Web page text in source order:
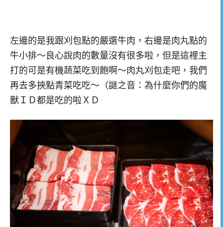
左邊的是我跟刈包點的嚴選牛肉，右邊是肉丸點的
牛小排～良心說肉的數量沒有很多啦，但是這裡主
打的可是有機蔬菜吃到飽啊～肉丸刈包走吧，我們
再去多挾點青菜吃吃～（謎之音：為什麼你們的魔
獸ＩＤ都是吃的啦ＸＤ